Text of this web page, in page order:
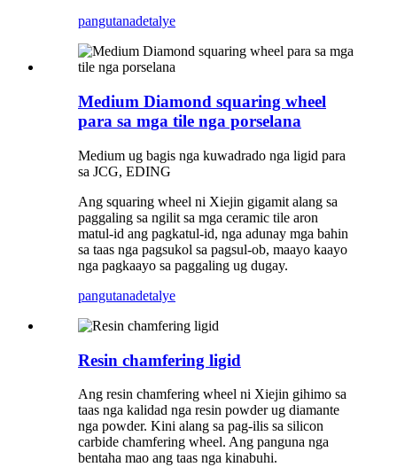
pangutanadetalye
Medium Diamond squaring wheel
para sa mga tile nga porselana
Medium ug bagis nga kuwadrado nga ligid para
sa JCG, EDING
Ang squaring wheel ni Xiejin gigamit alang sa
paggaling sa ngilit sa mga ceramic tile aron
matul-id ang pagkatul-id, nga adunay mga bahin
sa taas nga pagsukol sa pagsul-ob, maayo kaayo
nga pagkaayo sa paggaling ug dugay.
pangutanadetalye
Resin chamfering ligid
Ang resin chamfering wheel ni Xiejin gihimo sa
taas nga kalidad nga resin powder ug diamante
nga powder. Kini alang sa pag-ilis sa silicon
carbide chamfering wheel. Ang panguna nga
bentaha mao ang taas nga kinabuhi.